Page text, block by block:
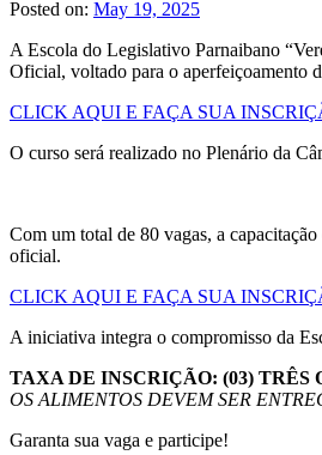
Posted on: May 19, 2025
A Escola do Legislativo Parnaibano
Oficial, voltado para o aperfeiçoamento
CLICK AQUI E FAÇA SUA
O curso será realizado no Plenário da
Com um total de 80 vagas, a
oficial.
CLICK AQUI E FAÇA SUA
A iniciativa integra o compromisso da
TAXA DE INSCRIÇÃO: (03)
OS ALIMENTOS DEVEM SER
Garanta sua vaga e participe!